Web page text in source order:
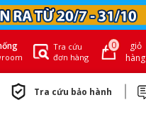
Tra cứu
đơn hàng
0
giỏ
hàng
Tra cứu bảo hành